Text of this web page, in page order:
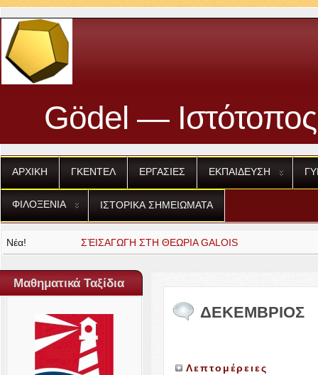
Gödel —
ΑΡΧΙΚΗ ΓΚΕΝΤΕΛ ΕΡΓΑΣΙΕΣ ΕΚΠΑΙΔΕΥΣΗ
ΦΙΛΟΞΕΝΙΑ ΙΣΤΟΡΙΚΑ ΣΗΜΕΙΩΜΑΤΑ
Νέα! ΕΙΣΑΓΩΓΗ ΣΤΗ ΘΕΩΡΙΑ GALOIS
Μαθηματικά Ταξίδια
ΔΕΚΕΜΒΡΙΟΣ
Λεπτομέρειες